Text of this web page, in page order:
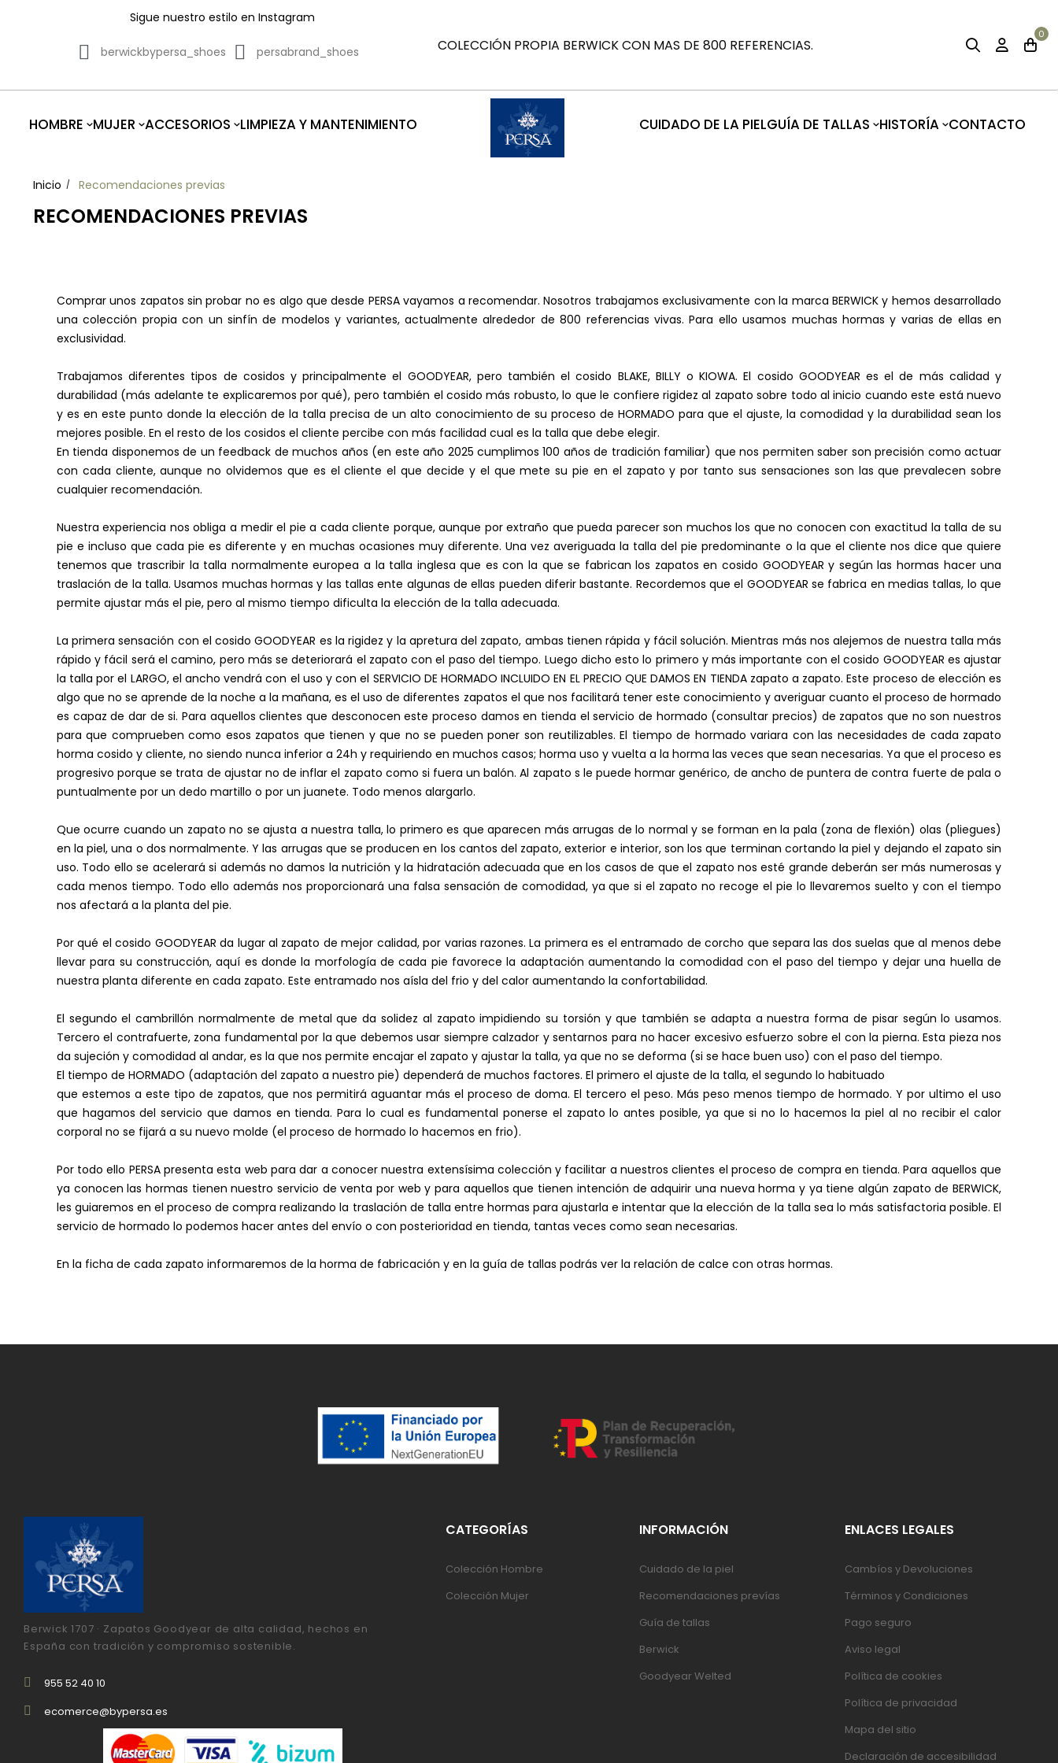
Sigue nuestro estilo en Instagram
berwickbypersa_shoes persabrand_shoes COLECCIÓN PROPIA BERWICK CON MAS DE 800 REFERENCIAS.
0
HOMBRE MUJER ACCESORIOS LIMPIEZA Y MANTENIMIENTO CUIDADO DE LA PIELGUÍA DE TALLAS HISTORÍA CONTACTO
Inicio Recomendaciones previas
RECOMENDACIONES PREVIAS
Comprar unos zapatos sin probar no es algo que desde PERSA vayamos a recomendar. Nosotros trabajamos exclusivamente con la marca BERWICK y hemos desarrollado
una colección propia con un sinfín de modelos y variantes, actualmente alrededor de 800 referencias vivas. Para ello usamos muchas hormas y varias de ellas en
exclusividad.
Trabajamos diferentes tipos de cosidos y principalmente el GOODYEAR, pero también el cosido BLAKE, BILLY o KIOWA. El cosido GOODYEAR es el de más calidad y
durabilidad (más adelante te explicaremos por qué), pero también el cosido más robusto, lo que le confiere rigidez al zapato sobre todo al inicio cuando este está nuevo
y es en este punto donde la elección de la talla precisa de un alto conocimiento de su proceso de HORMADO para que el ajuste, la comodidad y la durabilidad sean los
mejores posible. En el resto de los cosidos el cliente percibe con más facilidad cual es la talla que debe elegir.
En tienda disponemos de un feedback de muchos años (en este año 2025 cumplimos 100 años de tradición familiar) que nos permiten saber son precisión como actuar
con cada cliente, aunque no olvidemos que es el cliente el que decide y el que mete su pie en el zapato y por tanto sus sensaciones son las que prevalecen sobre
cualquier recomendación.
Nuestra experiencia nos obliga a medir el pie a cada cliente porque, aunque por extraño que pueda parecer son muchos los que no conocen con exactitud la talla de su
pie e incluso que cada pie es diferente y en muchas ocasiones muy diferente. Una vez averiguada la talla del pie predominante o la que el cliente nos dice que quiere
tenemos que trascribir la talla normalmente europea a la talla inglesa que es con la que se fabrican los zapatos en cosido GOODYEAR y según las hormas hacer una
traslación de la talla. Usamos muchas hormas y las tallas ente algunas de ellas pueden diferir bastante. Recordemos que el GOODYEAR se fabrica en medias tallas, lo que
permite ajustar más el pie, pero al mismo tiempo dificulta la elección de la talla adecuada.
La primera sensación con el cosido GOODYEAR es la rigidez y la apretura del zapato, ambas tienen rápida y fácil solución. Mientras más nos alejemos de nuestra talla más
rápido y fácil será el camino, pero más se deteriorará el zapato con el paso del tiempo. Luego dicho esto lo primero y más importante con el cosido GOODYEAR es ajustar
la talla por el LARGO, el ancho vendrá con el uso y con el SERVICIO DE HORMADO INCLUIDO EN EL PRECIO QUE DAMOS EN TIENDA zapato a zapato. Este proceso de elección es
algo que no se aprende de la noche a la mañana, es el uso de diferentes zapatos el que nos facilitará tener este conocimiento y averiguar cuanto el proceso de hormado
es capaz de dar de si. Para aquellos clientes que desconocen este proceso damos en tienda el servicio de hormado (consultar precios) de zapatos que no son nuestros
para que comprueben como esos zapatos que tienen y que no se pueden poner son reutilizables. El tiempo de hormado variara con las necesidades de cada zapato
horma cosido y cliente, no siendo nunca inferior a 24h y requiriendo en muchos casos; horma uso y vuelta a la horma las veces que sean necesarias. Ya que el proceso es
progresivo porque se trata de ajustar no de inflar el zapato como si fuera un balón. Al zapato s le puede hormar genérico, de ancho de puntera de contra fuerte de pala o
puntualmente por un dedo martillo o por un juanete. Todo menos alargarlo.
Que ocurre cuando un zapato no se ajusta a nuestra talla, lo primero es que aparecen más arrugas de lo normal y se forman en la pala (zona de flexión) olas (pliegues)
en la piel, una o dos normalmente. Y las arrugas que se producen en los cantos del zapato, exterior e interior, son los que terminan cortando la piel y dejando el zapato sin
uso. Todo ello se acelerará si además no damos la nutrición y la hidratación adecuada que en los casos de que el zapato nos esté grande deberán ser más numerosas y
cada menos tiempo. Todo ello además nos proporcionará una falsa sensación de comodidad, ya que si el zapato no recoge el pie lo llevaremos suelto y con el tiempo
nos afectará a la planta del pie.
Por qué el cosido GOODYEAR da lugar al zapato de mejor calidad, por varias razones. La primera es el entramado de corcho que separa las dos suelas que al menos debe
llevar para su construcción, aquí es donde la morfología de cada pie favorece la adaptación aumentando la comodidad con el paso del tiempo y dejar una huella de
nuestra planta diferente en cada zapato. Este entramado nos aísla del frio y del calor aumentando la confortabilidad.
El segundo el cambrillón normalmente de metal que da solidez al zapato impidiendo su torsión y que también se adapta a nuestra forma de pisar según lo usamos.
Tercero el contrafuerte, zona fundamental por la que debemos usar siempre calzador y sentarnos para no hacer excesivo esfuerzo sobre el con la pierna. Esta pieza nos
da sujeción y comodidad al andar, es la que nos permite encajar el zapato y ajustar la talla, ya que no se deforma (si se hace buen uso) con el paso del tiempo.
El tiempo de HORMADO (adaptación del zapato a nuestro pie) dependerá de muchos factores. El primero el ajuste de la talla, el segundo lo habituado
que estemos a este tipo de zapatos, que nos permitirá aguantar más el proceso de doma. El tercero el peso. Más peso menos tiempo de hormado. Y por ultimo el uso
que hagamos del servicio que damos en tienda. Para lo cual es fundamental ponerse el zapato lo antes posible, ya que si no lo hacemos la piel al no recibir el calor
corporal no se fijará a su nuevo molde (el proceso de hormado lo hacemos en frio).
Por todo ello PERSA presenta esta web para dar a conocer nuestra extensísima colección y facilitar a nuestros clientes el proceso de compra en tienda. Para aquellos que
ya conocen las hormas tienen nuestro servicio de venta por web y para aquellos que tienen intención de adquirir una nueva horma y ya tiene algún zapato de BERWICK,
les guiaremos en el proceso de compra realizando la traslación de talla entre hormas para ajustarla e intentar que la elección de la talla sea lo más satisfactoria posible. El
servicio de hormado lo podemos hacer antes del envío o con posterioridad en tienda, tantas veces como sean necesarias.
En la ficha de cada zapato informaremos de la horma de fabricación y en la guía de tallas podrás ver la relación de calce con otras hormas.
Berwick 1707 · Zapatos Goodyear de alta calidad, hechos en
España con tradición y compromiso sostenible.
955 52 40 10
ecomerce@bypersa.es
CATEGORÍAS
Colección Hombre
Colección Mujer
INFORMACIÓN
Cuidado de la piel
Recomendaciones prevías
Guía de tallas
Berwick
Goodyear Welted
ENLACES LEGALES
Cambíos y Devoluciones
Términos y Condiciones
Pago seguro
Aviso legal
Política de cookies
Política de privacidad
Mapa del sitio
Declaración de accesibilidad